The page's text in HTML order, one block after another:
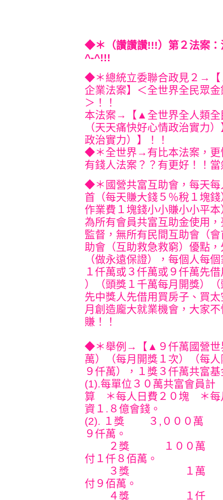
◆＊（讚讚讚!!!）第２法案
^-^!!!
◆＊總統立委聯合政見２→
企業法案】＜全世界全民眾
＞！！
本法案→【▲全世界全人類全
（天天痛快好心情政治實力
政治實力）】！！
◆＊全世界→有比本法案，更
有錢人法案？？有更好！！
◆＊國營共富互助會，每天
首（每天賺大錢５％稅１塊
作業費１塊錢小小賺小小平
為所有會員共富互助金使用
監督，無所有民間互助會（
助會（互助救急救窮）優點
（做永遠保證），每個人每
１仟萬或３仟萬或９仟萬先
）（頭獎１千萬每月開獎）
先中獎人先借用買房子、買
月創造龐大就業機會，大家
賺！！
◆＊舉例→【▲９仟萬國營世
萬）（每月開獎１次）（每
９仟萬），１獎３仟萬共富
(1).每單位３０萬共富會員計
算 ＊每人日費２０塊 ＊每
資１.８億會錢。
(2). １獎 ３,０
９仟萬。
２獎 １００
付１仟８佰萬。
３獎 １萬
付９佰萬。
４獎 １仟 ４